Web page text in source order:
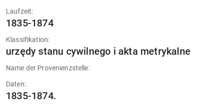
Laufzeit:
1835-1874
Klassifikation:
urzędy stanu cywilnego i akta metrykalne
Name der Provenienzstelle:
Daten:
1835-1874.